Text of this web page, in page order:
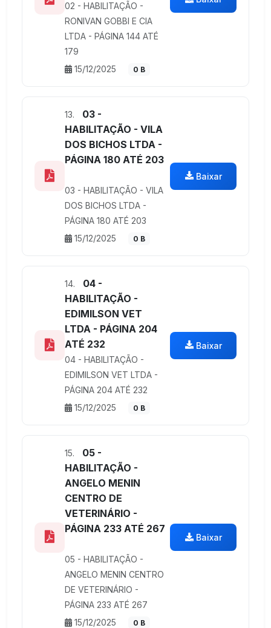
02 - HABILITAÇÃO -
RONIVAN GOBBI E CIA
LTDA - PÁGINA 144 ATÉ
179
15/12/2025
0 B
13.
03 -
HABILITAÇÃO - VILA
DOS BICHOS LTDA -
PÁGINA 180 ATÉ 203
03 - HABILITAÇÃO - VILA
DOS BICHOS LTDA -
PÁGINA 180 ATÉ 203
15/12/2025
0 B
Baixar
14.
04 -
HABILITAÇÃO -
EDIMILSON VET
LTDA - PÁGINA 204
ATÉ 232
04 - HABILITAÇÃO -
EDIMILSON VET LTDA -
PÁGINA 204 ATÉ 232
15/12/2025
0 B
Baixar
15.
05 -
HABILITAÇÃO -
ANGELO MENIN
CENTRO DE
VETERINÁRIO -
PÁGINA 233 ATÉ 267
05 - HABILITAÇÃO -
ANGELO MENIN CENTRO
DE VETERINÁRIO -
PÁGINA 233 ATÉ 267
15/12/2025
0 B
Baixar